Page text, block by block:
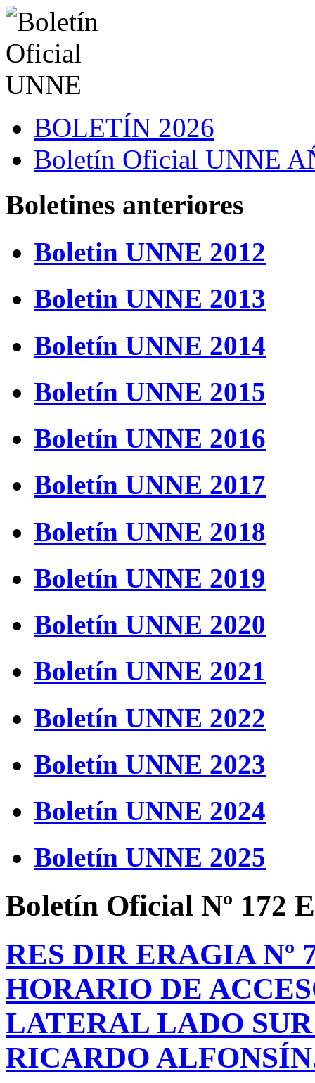
BOLETÍN 2026
Boletín Oficial UNNE
Boletines anteriores
Boletin UNNE 2012
Boletin UNNE 2013
Boletín UNNE 2014
Boletín UNNE 2015
Boletín UNNE 2016
Boletín UNNE 2017
Boletín UNNE 2018
Boletín UNNE 2019
Boletín UNNE 2020
Boletín UNNE 2021
Boletín UNNE 2022
Boletín UNNE 2023
Boletín UNNE 2024
Boletín UNNE 2025
Boletín Oficial Nº 172
RES DIR ERAGIA Nº
HORARIO DE
LATERAL LADO
RICARDO